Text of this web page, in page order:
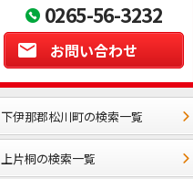
0265-56-3232
お問い合わせ
下伊那郡松川町の検索一覧
上片桐の検索一覧